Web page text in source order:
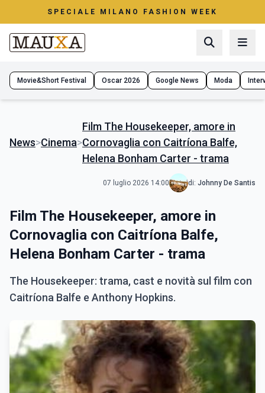
SPECIALE MILANO FASHION WEEK
Movie&Short Festival Oscar 2026 Google News Moda
News>Cinema>
Film The Housekeeper, amore in
Cornovaglia con Caitríona Balfe,
Helena Bonham Carter - trama
07 luglio 2026 14:00 di: Johnny De Santis
Film The Housekeeper, amore in
Cornovaglia con Caitríona Balfe,
Helena Bonham Carter - trama
The Housekeeper: trama, cast e novità sul film con
Caitríona Balfe e Anthony Hopkins.